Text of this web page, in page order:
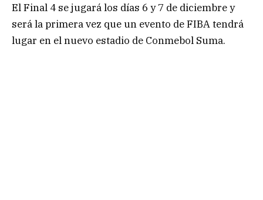
El Final 4 se jugará los días 6 y 7 de diciembre y
será la primera vez que un evento de FIBA tendrá
lugar en el nuevo estadio de Conmebol Suma.